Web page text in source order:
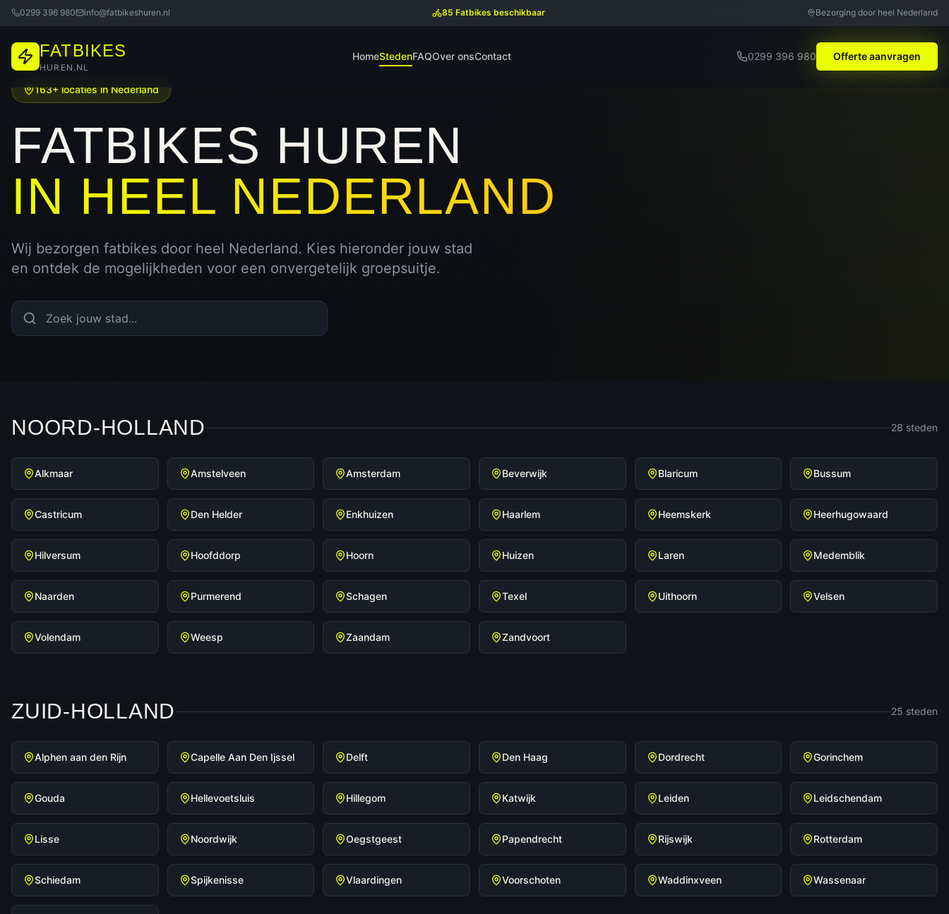
0299 396 980 info@fatbikeshuren.nl 85 Fatbikes beschikbaar Bezorging door heel Nederland
FATBIKES
HUREN.NL
HomeStedenFAQOver onsContact 0299 396 980 Offerte aanvragen
Home Steden
163+ locaties in Nederland
FATBIKES HUREN
IN HEEL NEDERLAND
Wij bezorgen fatbikes door heel Nederland. Kies hieronder jouw stad
en ontdek de mogelijkheden voor een onvergetelijk groepsuitje.
NOORD-HOLLAND 28 steden
Alkmaar Amstelveen Amsterdam Beverwijk Blaricum Bussum
Castricum Den Helder Enkhuizen Haarlem Heemskerk Heerhugowaard
Hilversum Hoofddorp Hoorn Huizen Laren Medemblik
Naarden Purmerend Schagen Texel Uithoorn Velsen
Volendam Weesp Zaandam Zandvoort
ZUID-HOLLAND 25 steden
Alphen aan den Rijn Capelle Aan Den Ijssel Delft Den Haag Dordrecht Gorinchem
Gouda Hellevoetsluis Hillegom Katwijk Leiden Leidschendam
Lisse Noordwijk Oegstgeest Papendrecht Rijswijk Rotterdam
Schiedam Spijkenisse Vlaardingen Voorschoten Waddinxveen Wassenaar